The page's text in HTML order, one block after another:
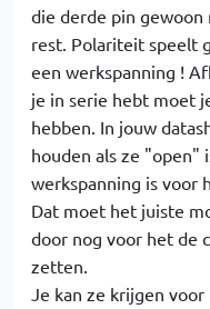
die derde pin gewoon
rest. Polariteit speelt
een werkspanning !
je in serie hebt moet
hebben. In jouw
houden als ze "open"
werkspanning is voor
Dat moet het juiste
door nog voor het de
zetten.
Je kan ze krijgen